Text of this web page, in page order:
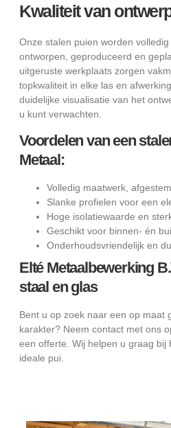
Kwaliteit van
Onze stalen puien worden
ontworpen, geproduceerd en
uitgeruste werkplaats zorgen
topkwaliteit in elke las en
duidelijke visualisatie van het
u kunt verwachten.
Voordelen van een
Metaal:
Volledig maatwerk,
Slanke profielen voor een
Hoge isolatiewaarde en
Geschikt voor binnen- én
Onderhoudsvriendelijk en
Elté Metaalbewerking
staal en glas
Bent u op zoek naar een op maat
karakter? Neem contact met ons
een offerte. Wij helpen u graag bij
ideale pui.